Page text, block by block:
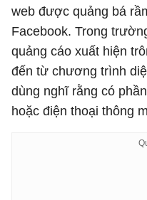
web được quảng bá
Facebook. Trong
quảng cáo xuất hiện
đến từ chương trình
dùng nghĩ rằng có
hoặc điện thoại thông